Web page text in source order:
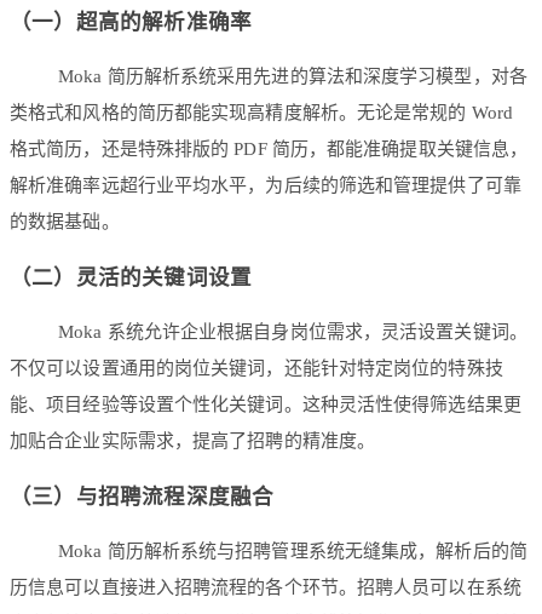
（一）超高的解析准确率
Moka 简历解析系统采用先进的算法和深度学习模型，对各
类格式和风格的简历都能实现高精度解析。无论是常规的 Word
格式简历，还是特殊排版的 PDF 简历，都能准确提取关键信息，
解析准确率远超行业平均水平，为后续的筛选和管理提供了可靠
的数据基础。
（二）灵活的关键词设置
Moka 系统允许企业根据自身岗位需求，灵活设置关键词。
不仅可以设置通用的岗位关键词，还能针对特定岗位的特殊技
能、项目经验等设置个性化关键词。这种灵活性使得筛选结果更
加贴合企业实际需求，提高了招聘的精准度。
（三）与招聘流程深度融合
Moka 简历解析系统与招聘管理系统无缝集成，解析后的简
历信息可以直接进入招聘流程的各个环节。招聘人员可以在系统